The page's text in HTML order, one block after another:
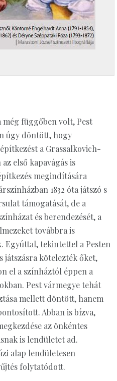
függőben volt, Pest
úgy döntött, hogy
a Grassalkovich-
első kapavágás is
megindítására
1832 óta játszó s
támogatását, de a
és berendezését, a
továbbra is
Egyúttal, tekintettel a Pesten
játszásra kötelezték őket,
el a színháztól éppen a
Pest vármegye tehát
mellett döntött, hanem
Abban is bízva,
az önkéntes
is lendületet ad.
alap lendületesen
folytatódott.